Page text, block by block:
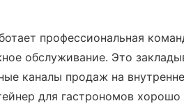
профессиональная
обслуживание. Это
каналы продаж на
для гастрономов